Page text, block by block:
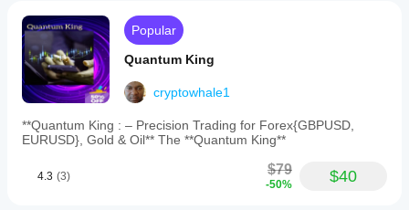
Popular
Quantum King
cryptowhale1
**Quantum King : – Precision Trading for Forex{GBPUSD,
EURUSD}, Gold & Oil** The **Quantum King**
4.3 (3) $79
-50% $40